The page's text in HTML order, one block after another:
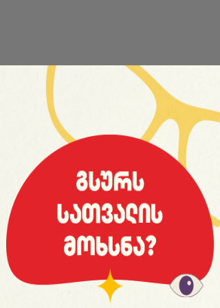
საიტის სრული ვერსია
© 2008 იანვარი, «მსოფლიო სპორტი»
ვებ-გვერდ WORLDSPORT.GE-ს ინფორმაციებისა და
ფოტომასალის გამოყენება, რედაქციასთან
შეთანხმების გარეშე, აკრძალულია!